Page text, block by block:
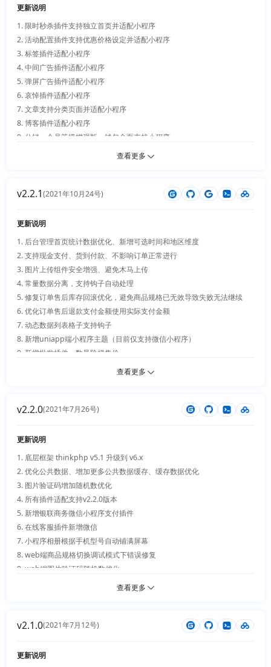
15. 新增手机H5自定义地址
17. 订单自动收货参数错误修复
18. 老版本小程序主题适配新版本接口
更新说明
1. 限时秒杀插件支持独立首页并适配小程序
2. 活动配置插件支持优惠价格设定并适配小程序
3. 标签插件适配小程序
4. 中间广告插件适配小程序
5. 弹屏广告插件适配小程序
6. 哀悼插件适配小程序
7. 文章支持分类页面并适配小程序
8. 博客插件适配小程序
9. 分销、会员等级增强版、钱包全面支持小程序
13. 百度支付插件支持自定义异步地址
15. 第三方登陆插件APP端支持（微信、QQ）
查看更多
v2.2.1(2021年10月24号)
更新说明
1. 后台管理首页统计数据优化、新增可选时间和地区维度
2. 支持现金支付、货到付款、不影响订单正常进行
3. 图片上传组件安全增强、避免木马上传
4. 常量数据分离，支持钩子自动处理
5. 修复订单售后库存回滚优化，避免商品规格已无效导致失败无法继续
6. 优化订单售后退款支付金额使用实际支付金额
7. 动态数据列表格子支持钩子
8. 新增uniapp端小程序主题（目前仅支持微信小程序）
9. 新增批发插件、数量阶梯售价
10. 新增标签插件、对商品、用户进行分组管理
查看更多
v2.2.0(2021年7月26号)
更新说明
1. 底层框架 thinkphp v5.1 升级到 v6.x
2. 优化公共数据、增加更多公共数据缓存、缓存数据优化
3. 图片验证码增加随机数优化
4. 所有插件适配支持v2.2.0版本
5. 新增银联商务微信小程序支付插件
6. 在线客服插件新增微信
7. 小程序相册根据手机型号自动铺满屏幕
8. web端商品规格切换调试模式下错误修复
9. web端图片验证码随机数优化
查看更多
v2.1.0(2021年7月12号)
更新说明